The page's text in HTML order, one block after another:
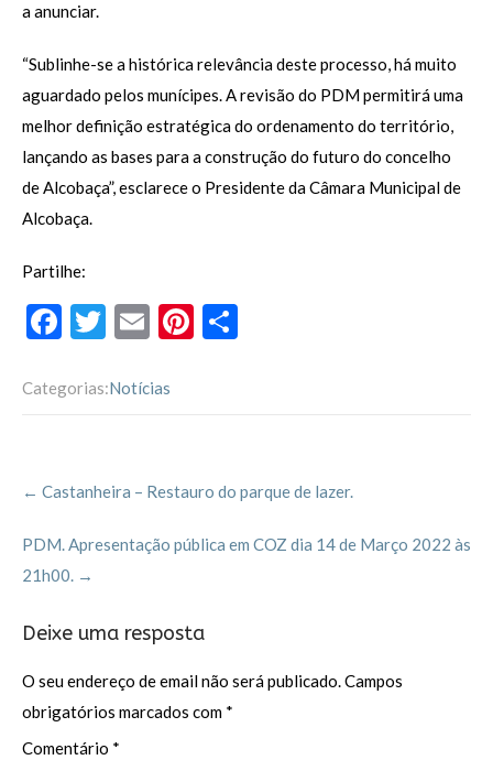
a anunciar.
“Sublinhe-se a histórica relevância deste processo, há muito
aguardado pelos munícipes. A revisão do PDM permitirá uma
melhor definição estratégica do ordenamento do território,
lançando as bases para a construção do futuro do concelho
de Alcobaça”, esclarece o Presidente da Câmara Municipal de
Alcobaça.
Partilhe:
F
e
o
k
T
itt
E
ai
Pi
Categorias:Notícias
navigation
← Castanheira – Restauro do parque de lazer.
PDM. Apresentação pública em COZ dia 14 de Março 2022 às
21h00. →
Deixe uma resposta
O seu endereço de email não será publicado.Campos
obrigatórios marcados com *
Comentário *